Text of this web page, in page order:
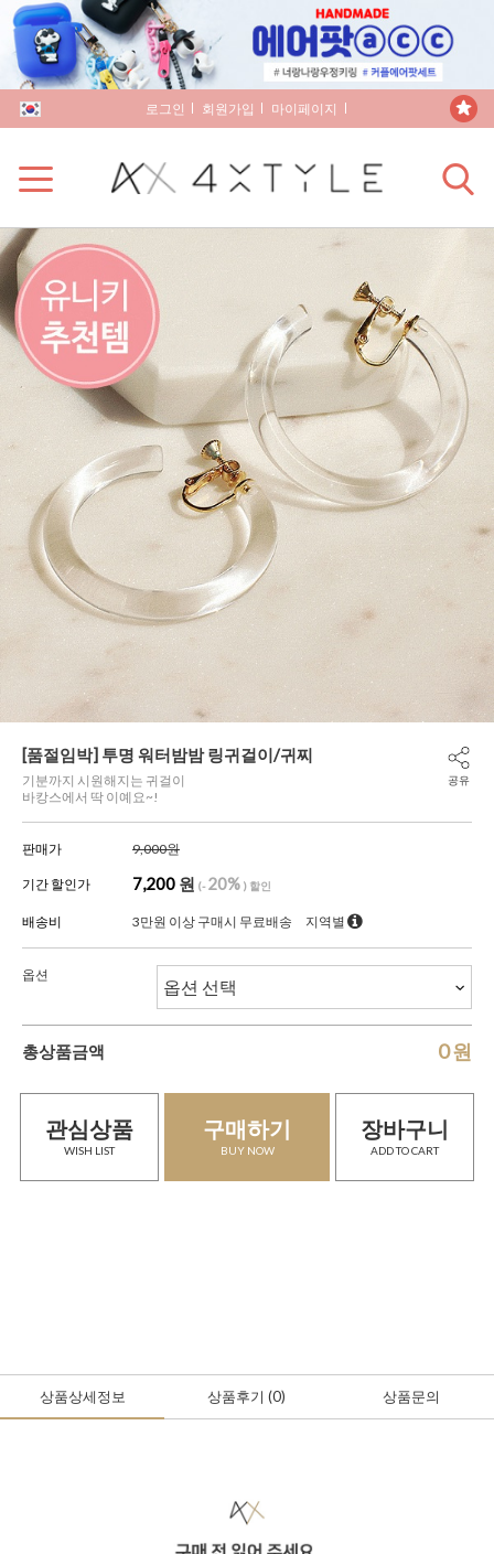
로그인 회원가입 마이페이지
[품절임박] 투명 워터밤밤 링귀걸이/귀찌
기분까지 시원해지는 귀걸이
바캉스에서 딱 이예요~!
공유
판매가 9,000원
기간 할인가 7,200 원 (-20% ) 할인
배송비 3만원 이상 구매시 무료배송 지역별
옵션
총상품금액 0원
관심상품
WISH LIST
구매하기
BUY NOW
장바구니
ADD TO CART
상품상세정보 상품후기 (0) 상품문의